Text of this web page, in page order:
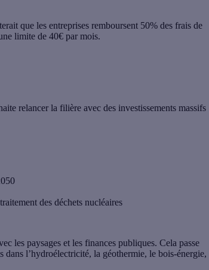
que les entreprises remboursent 50% des frais de
limite de 40€ par mois.
relancer la filière avec des investissements massifs
des déchets nucléaires
les paysages et les finances publiques. Cela passe
dans l’hydroélectricité, la géothermie, le bois-énergie,